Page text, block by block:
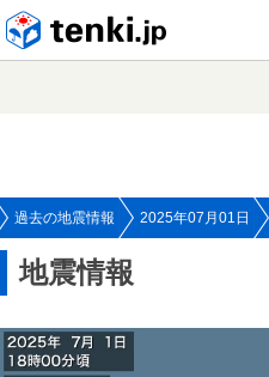
過去の地震情報 2025年07月01日
地震情報